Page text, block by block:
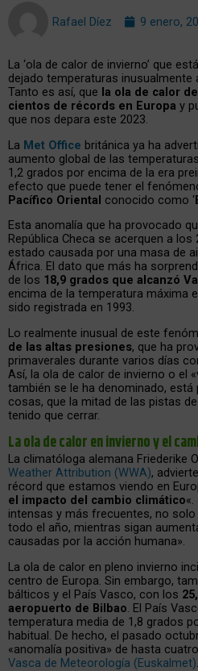
Rafael Díez 9 enero,
La ‘ola de calor de invierno’ que
dejado temperaturas
Tanto es así, que la ola de calor
cientos de récords en Europa y
que nos depara este 2023.
La Met Office británica ya ha
aumento global de las
1,2 grados por encima de la era
efecto que puede tener el
Pacífico Oriental conocido como ‘
Esta anomalía que ha provocado
República Checa se acerquen a los
estado causada por una masa de
África. El dato que más ha
de los 18,9 grados que alcanzó
encima de la temperatura máxima
sido registrada en 1993.
Lo realmente inusual de este
de las altas presiones, que ha
primaverales durante varios días
Así, la ola de calor de invierno o el
también se le ha denominado,
cosas, que la mitad de las pistas
tenido que cerrar.
La ola de calor en invierno y el
La climatóloga alemana Friederike
Weather Attribution (WWA),
récord que estamos viendo en
el impacto del cambio climático
intensas y más frecuentes, no
todo el año, mientras sigan
causadas por la acción humana».
La ola de calor en pleno invierno
centro de Europa. Sin embargo,
bálticos y el País Vasco, con los
aeropuerto de Bilbao. El País
temperatura media de 1,8 grados
habitual. De hecho, el pasado
«anomalía positiva» de hasta
Vasca de Meteorología (Euskalmet).